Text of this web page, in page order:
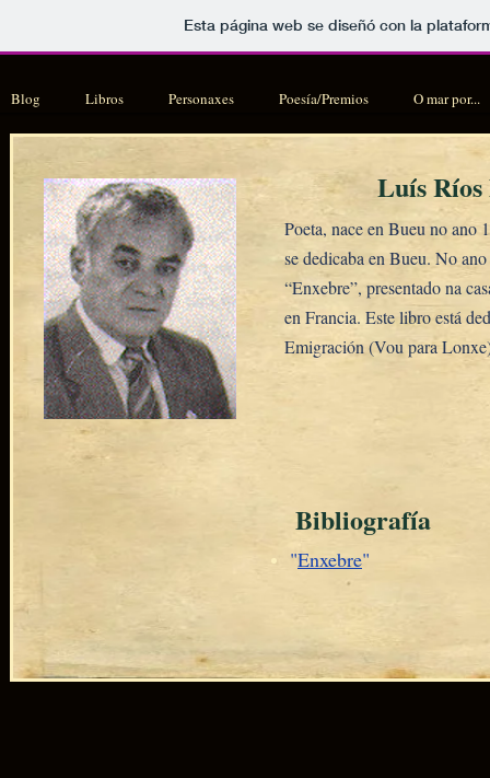
Esta página web se diseñó con la
Blog Libros Personaxes Poesía/Premios O mar por...
Luís Ríos
Poeta, nace en Bueu no ano
se dedicaba en Bueu. No
“Enxebre”, presentado na
en Francia. Este libro está
Emigración (Vou para
Bibliografía
"Enxebre"